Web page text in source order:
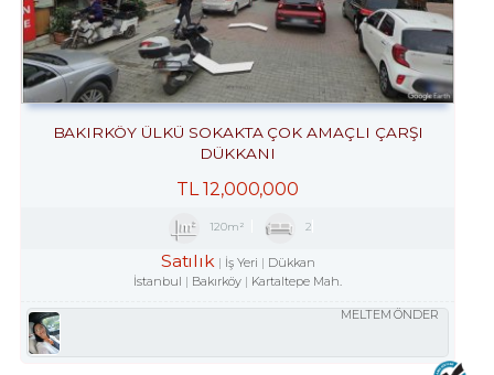
BAKIRKÖY ÜLKÜ SOKAKTA ÇOK AMAÇLI ÇARŞI
DÜKKANI
TL 12,000,000
120m² 2
Satılık İş Yeri
Dükkan
İstanbul
Bakırköy Kartaltepe Mah.
MELTEM ÖNDER